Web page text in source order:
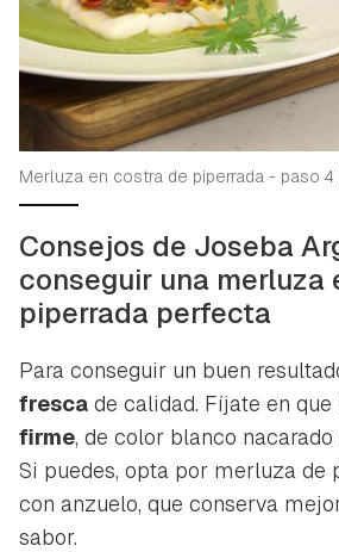
Merluza en costra de piperrada - paso 4
Consejos de Joseba
conseguir una merluza
piperrada perfecta
Para conseguir un buen
fresca de calidad. Fíjate en que
firme, de color blanco
Si puedes, opta por merluza de
con anzuelo, que conserva
sabor.